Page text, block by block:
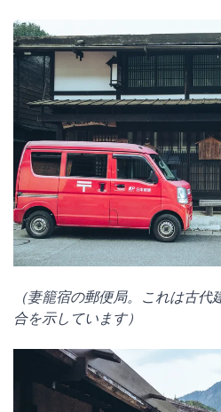
（妻籠宿の郵便局。これは古
合を示しています）